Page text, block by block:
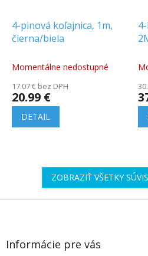
4-pinová koľajnica, 1m,
čierna/biela
Momentálne nedostupné
17.07 € bez DPH
20.99 €
DETAIL
ZOBRAZIŤ VŠETKY
Z
Informácie pre vás